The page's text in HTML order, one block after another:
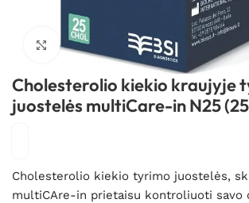
Spustelėkite, kad padidintumėte
Cholesterolio kiekio kraujyje
juostelės multiCare-in N25
Cholesterolio kiekio tyrimo juostelės,
multiCAre-in prietaisu kontroliuoti savo